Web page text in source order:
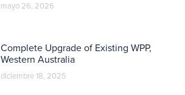
mayo 26, 2026
Complete Upgrade of Existing WPP,
Western Australia
diciembre 18, 2025